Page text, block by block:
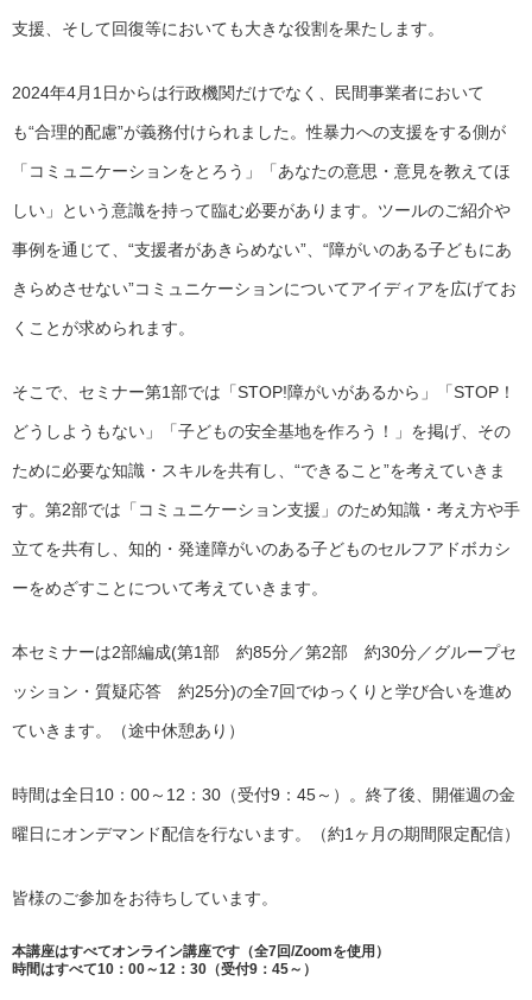
支援、そして回復等においても大きな役割を果たします。
2024年4月1日からは行政機関だけでなく、民間事業者において
も“合理的配慮”が義務付けられました。性暴力への支援をする側が
「コミュニケーションをとろう」「あなたの意思・意見を教えてほ
しい」という意識を持って臨む必要があります。ツールのご紹介や
事例を通じて、“支援者があきらめない”、“障がいのある子どもにあ
きらめさせない”コミュニケーションについてアイディアを広げてお
くことが求められます。
そこで、セミナー第1部では「STOP!障がいがあるから」「STOP！
どうしようもない」「子どもの安全基地を作ろう！」を掲げ、その
ために必要な知識・スキルを共有し、“できること”を考えていきま
す。第2部では「コミュニケーション支援」のため知識・考え方や手
立てを共有し、知的・発達障がいのある子どものセルフアドボカシ
ーをめざすことについて考えていきます。
本セミナーは2部編成(第1部 約85分／第2部 約30分／グループセ
ッション・質疑応答 約25分)の全7回でゆっくりと学び合いを進め
ていきます。（途中休憩あり）
時間は全日10：00～12：30（受付9：45～）。終了後、開催週の金
曜日にオンデマンド配信を行ないます。（約1ヶ月の期間限定配信）
皆様のご参加をお待ちしています。
本講座はすべてオンライン講座です（全7回/Zoomを使用）
時間はすべて10：00～12：30（受付9：45～）